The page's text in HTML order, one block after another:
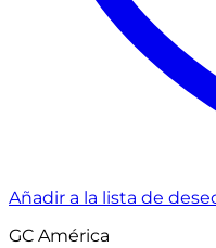
Añadir a la lista de
GC América